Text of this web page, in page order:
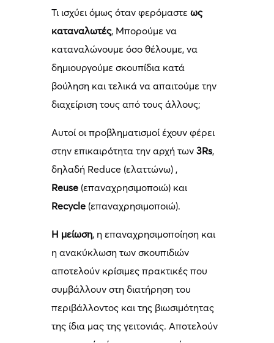
Τι ισχύει όμως όταν φερόμαστεως
καταναλωτές, Μπορούμε να
καταναλώνουμε όσο θέλουμε, να
δημιουργούμε σκουπίδια κατά
βούληση και τελικά να απαιτούμε την
διαχείριση τους από τους άλλους;
Αυτοί οι προβληματισμοί έχουν φέρει
στην επικαιρότητα την αρχή των3Rs,
δηλαδή Reduce (ελαττώνω) ,
Reuse (επαναχρησιμοποιώ) και
Recycle (επαναχρησιμοποιώ).
Η μείωση, η επαναχρησιμοποίηση και
η ανακύκλωση των σκουπιδιών
αποτελούν κρίσιμες πρακτικές που
συμβάλλουν στη διατήρηση του
περιβάλλοντος και της βιωσιμότητας
της ίδια μας της γειτονιάς. Αποτελούν